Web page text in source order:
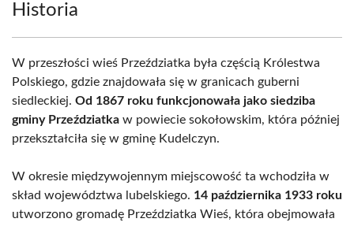
Historia
W przeszłości wieś Przeździatka była częścią Królestwa
Polskiego, gdzie znajdowała się w granicach guberni
siedleckiej. Od 1867 roku funkcjonowała jako siedziba
gminy Przeździatka w powiecie sokołowskim, która później
przekształciła się w gminę Kudelczyn.
W okresie międzywojennym miejscowość ta wchodziła w
skład województwa lubelskiego. 14 października 1933 roku
utworzono gromadę Przeździatka Wieś, która obejmowała